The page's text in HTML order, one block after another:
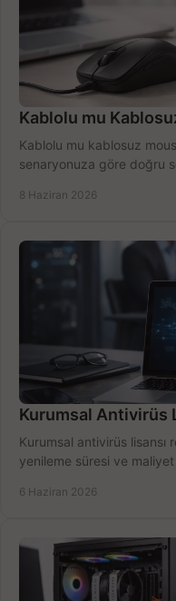
Kablolu mu
Kablolu mu kablosuz
senaryonuza göre doğru
8 Haziran 2026
Kurumsal Antivirüs
Kurumsal antivirüs lisansı
yenileme süresi ve
6 Haziran 2026